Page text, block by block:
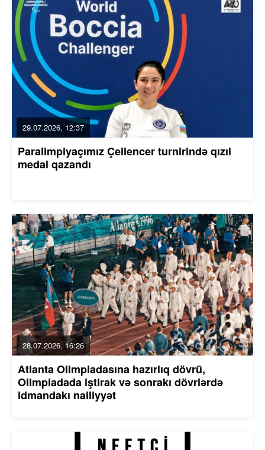
29.07.2026, 12:37
Paralimpiyaçımız Çellencer turnirində qızıl
medal qazandı
28.07.2026, 16:26
Atlanta Olimpiadasına hazırlıq dövrü,
Olimpiadada iştirak və sonrakı dövrlərdə
idmandakı nailiyyət